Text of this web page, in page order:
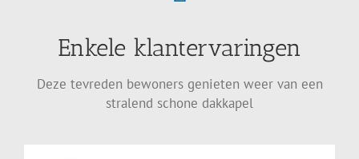
Enkele klantervaringen
Deze tevreden bewoners genieten weer van een
stralend schone dakkapel